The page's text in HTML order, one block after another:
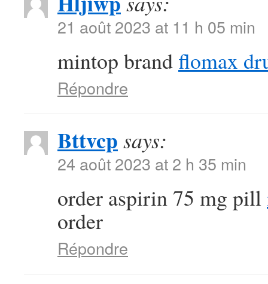
21 août 2023 at 11 h 05 min
mintop brand flomax
Répondre
Bttvcp says:
24 août 2023 at 2 h 35 min
order aspirin 75 mg pill
order
Répondre